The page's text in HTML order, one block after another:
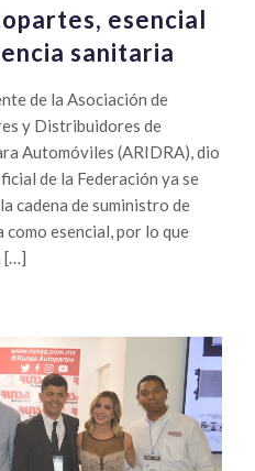
esencial
sanitaria
de la Asociación de
y Distribuidores de
Automóviles (ARIDRA), dio
de la Federación ya se
cadena de suministro de
esencial, por lo que
[…]